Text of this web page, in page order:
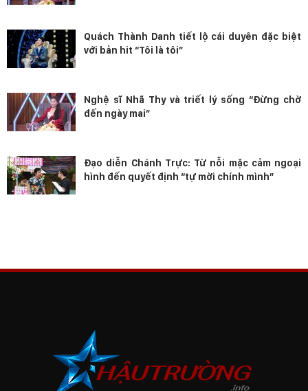
Quách Thành Danh tiết lộ cái duyên đặc biệt
với bản hit “Tôi là tôi”
Nghệ sĩ Nhã Thy và triết lý sống “Đừng chờ
đến ngày mai”
Đạo diễn Chánh Trực: Từ nỗi mặc cảm ngoại
hình đến quyết định “tự mời chính mình”